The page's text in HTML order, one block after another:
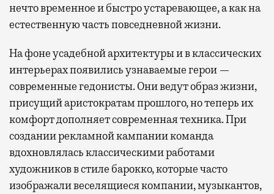
нечто временное и быстро устаревающее, а как на
естественную часть повседневной жизни.
На фоне усадебной архитектуры и в классических
интерьерах появились узнаваемые герои —
современные гедонисты. Они ведут образ жизни,
присущий аристократам прошлого, но теперь их
комфорт дополняет современная техника. При
создании рекламной кампании команда
вдохновлялась классическими работами
художников в стиле барокко, которые часто
изображали веселящиеся компании, музыкантов,